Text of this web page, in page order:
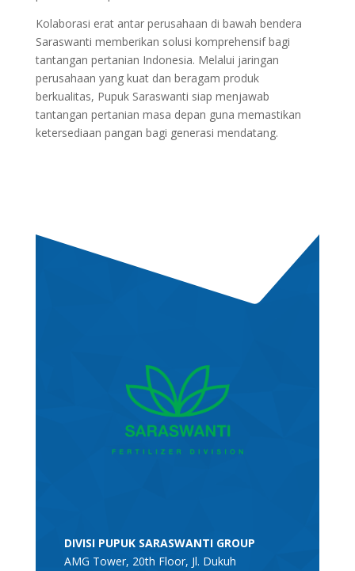
Kolaborasi erat antar perusahaan di bawah bendera
Saraswanti memberikan solusi komprehensif bagi
tantangan pertanian Indonesia. Melalui jaringan
perusahaan yang kuat dan beragam produk
berkualitas, Pupuk Saraswanti siap menjawab
tantangan pertanian masa depan guna memastikan
ketersediaan pangan bagi generasi mendatang.
DIVISI PUPUK SARASWANTI GROUP
AMG Tower, 20th Floor, Jl. Dukuh